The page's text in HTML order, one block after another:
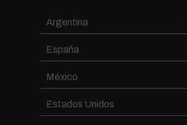
Argentina
España
México
Estados Unidos